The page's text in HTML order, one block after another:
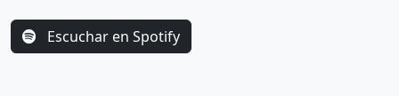
Escuchar en Spotify